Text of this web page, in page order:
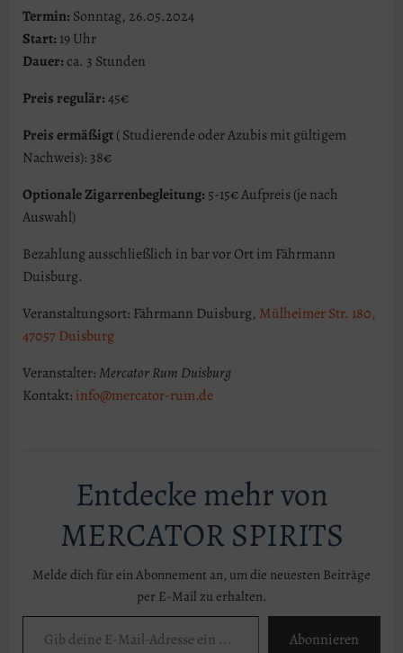
Termin: Sonntag, 26.05.2024
Start: 19 Uhr
Dauer:ca. 3 Stunden
Preis regulär:45€
Preis ermäßigt( Studierende oder Azubis mit gültigem
Nachweis): 38€
Optionale Zigarrenbegleitung:5-15€ Aufpreis (je nach
Auswahl)
Bezahlung ausschließlich in bar vor Ort im Fährmann
Duisburg.
Veranstaltungsort: Fährmann Duisburg, Mülheimer Str. 180,
47057 Duisburg
Veranstalter:Mercator Rum Duisburg
Kontakt: info@mercator-rum.de
Entdecke mehr von
MERCATOR SPIRITS
Melde dich für ein Abonnement an, um die neuesten Beiträge
per E-Mail zu erhalten.
Gib deine E-Mail-Adresse ein ...
Abonnieren